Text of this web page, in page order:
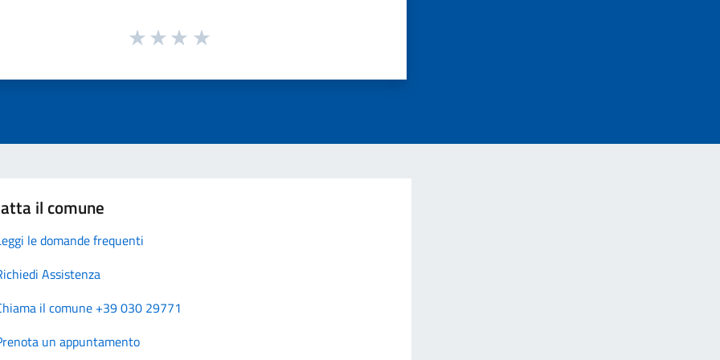
il comune
le domande frequenti
Assistenza
il comune +39 030 29771
un appuntamento